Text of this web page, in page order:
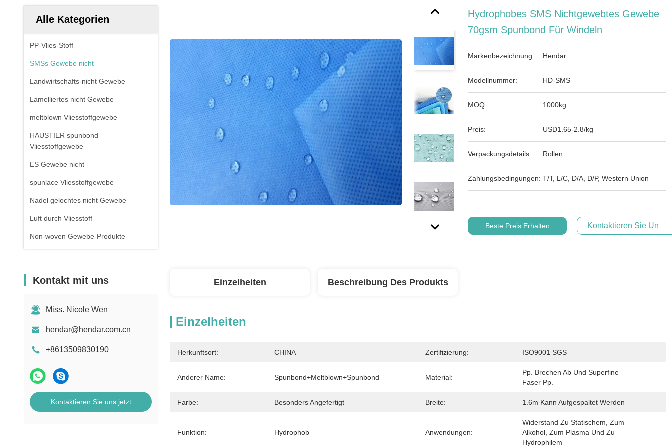
Alle Kategorien
PP-Vlies-Stoff
SMSs Gewebe nicht
Landwirtschafts-nicht Gewebe
Lamelliertes nicht Gewebe
meltblown Vliesstoffgewebe
HAUSTIER spunbond
Vliesstoffgewebe
ES Gewebe nicht
spunlace Vliesstoffgewebe
Nadel gelochtes nicht Gewebe
Luft durch Vliesstoff
Non-woven Gewebe-Produkte
Kontakt mit uns
Miss. Nicole Wen
hendar@hendar.com.cn
+8613509830190
Kontaktieren Sie uns jetzt
Hydrophobes SMS Nichtgewebtes Gewebe
70gsm Spunbond Für Windeln
Markenbezeichnung: Hendar
Modellnummer: HD-SMS
MOQ: 1000kg
Preis: USD1.65-2.8/kg
Verpackungsdetails: Rollen
Zahlungsbedingungen: T/T, L/C, D/A, D/P, Western Union
Beste Preis Erhalten Kontaktieren Sie Uns
Einzelheiten Beschreibung Des Produkts
Einzelheiten
Herkunftsort: CHINA Zertifizierung: ISO9001 SGS
Anderer Name: Spunbond+Meltblown+Spunbond Material:
Pp. Brechen Ab Und Superfine
Faser Pp.
Farbe: Besonders Angefertigt Breite: 1.6m Kann Aufgespaltet Werden
Funktion: Hydrophob Anwendungen:
Widerstand Zu Statischem, Zum
Alkohol, Zum Plasma Und Zu
Hydrophilem